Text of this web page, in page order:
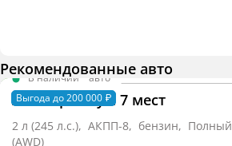
Рекомендованные авто
Выгода до 200 000 ₽
В наличии·авто
X90+ Премиум 7 мест
2 л (245 л.с.), АКПП-8, бензин, Полный
(AWD)